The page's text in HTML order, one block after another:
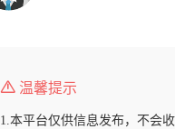
温馨提示
1.本平台仅供信息发布，不会